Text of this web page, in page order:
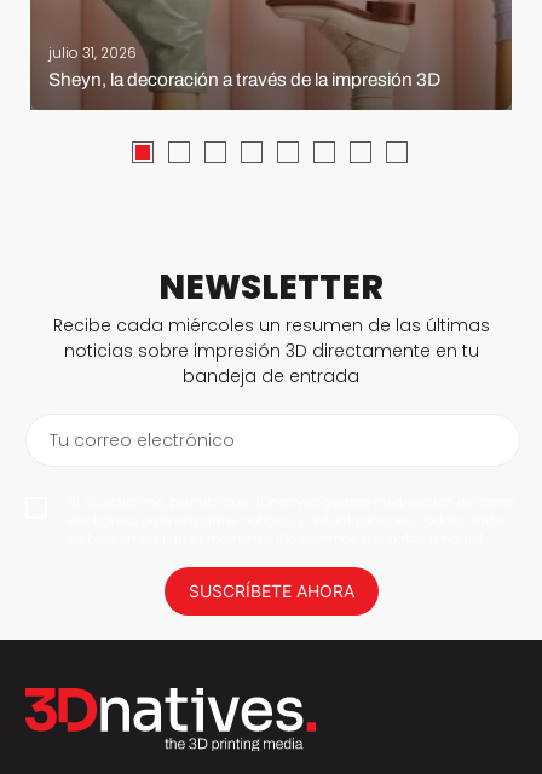
julio 31, 2026
Sheyn, la decoración a través de la impresión 3D
NEWSLETTER
Recibe cada miércoles un resumen de las últimas
noticias sobre impresión 3D directamente en tu
bandeja de entrada
Tu correo electrónico
SUSCRÍBETE AHORA